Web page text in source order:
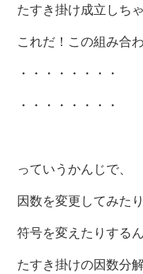
たすき掛け成立しち
これだ！この組み合
・・・・・・・・
・・・・・・・・
っていうかんじで、
因数を変更してみたり
符号を変えたりするん
たすき掛けの因数分